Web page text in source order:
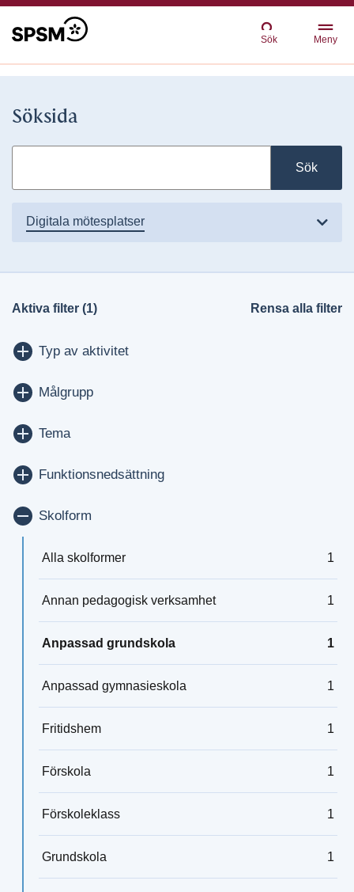
Sök Meny
Söksida
Sök
digitala mötesplatser
Aktiva filter (1) Rensa alla filter
Visa/döljTyp av aktivitet
Visa/döljMålgrupp
Visa/dölj
Tema
Visa/döljFunktionsnedsättning
Visa/döljSkolform
Alla skolformer 1
Annan pedagogisk verksamhet 1
Anpassad grundskola 1
Anpassad gymnasieskola 1
Fritidshem 1
Förskola 1
Förskoleklass 1
Grundskola 1